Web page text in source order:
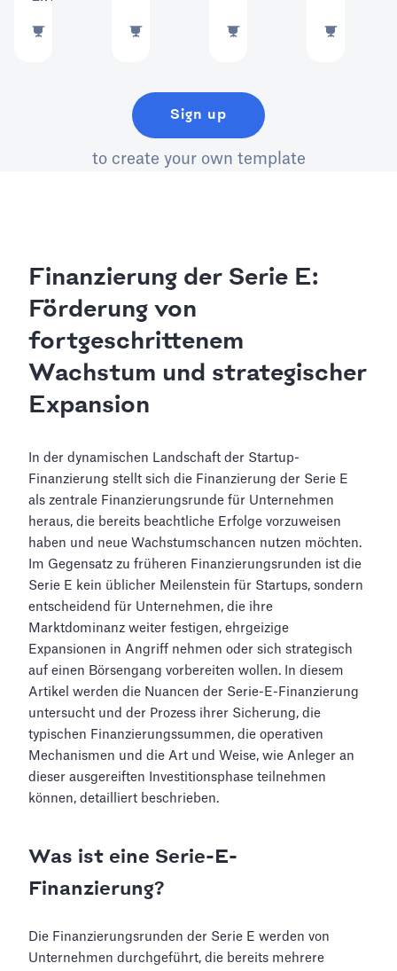
uses
Sign up
to create your own template
Finanzierung der Serie E:
Förderung von
fortgeschrittenem
Wachstum und strategischer
Expansion
In der dynamischen Landschaft der Startup-
Finanzierung stellt sich die Finanzierung der Serie E
als zentrale Finanzierungsrunde für Unternehmen
heraus, die bereits beachtliche Erfolge vorzuweisen
haben und neue Wachstumschancen nutzen möchten.
Im Gegensatz zu früheren Finanzierungsrunden ist die
Serie E kein üblicher Meilenstein für Startups, sondern
entscheidend für Unternehmen, die ihre
Marktdominanz weiter festigen, ehrgeizige
Expansionen in Angriff nehmen oder sich strategisch
auf einen Börsengang vorbereiten wollen. In diesem
Artikel werden die Nuancen der Serie-E-Finanzierung
untersucht und der Prozess ihrer Sicherung, die
typischen Finanzierungssummen, die operativen
Mechanismen und die Art und Weise, wie Anleger an
dieser ausgereiften Investitionsphase teilnehmen
können, detailliert beschrieben.
Was ist eine Serie-E-
Finanzierung?
Die Finanzierungsrunden der Serie E werden von
Unternehmen durchgeführt, die bereits mehrere